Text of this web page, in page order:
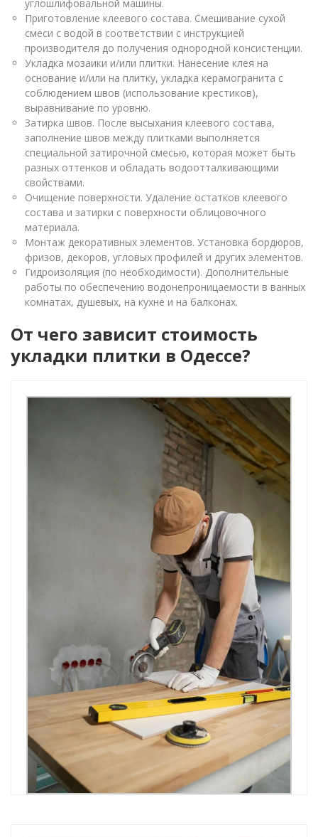
углошлифовальной машины.
Приготовление клеевого состава. Смешивание сухой
смеси с водой в соответствии с инструкцией
производителя до получения однородной консистенции.
Укладка мозаики и/или плитки. Нанесение клея на
основание и/или на плитку, укладка керамогранита с
соблюдением швов (использование крестиков),
выравнивание по уровню.
Затирка швов. После высыхания клеевого состава,
заполнение швов между плитками выполняется
специальной затирочной смесью, которая может быть
разных оттенков и обладать водоотталкивающими
свойствами.
Очищение поверхности. Удаление остатков клеевого
состава и затирки с поверхности облицовочного
материала.
Монтаж декоративных элементов. Установка бордюров,
фризов, декоров, угловых профилей и других элементов.
Гидроизоляция (по необходимости). Дополнительные
работы по обеспечению водонепроницаемости в ванных
комнатах, душевых, на кухне и на балконах.
От чего зависит стоимость
укладки плитки в Одессе?